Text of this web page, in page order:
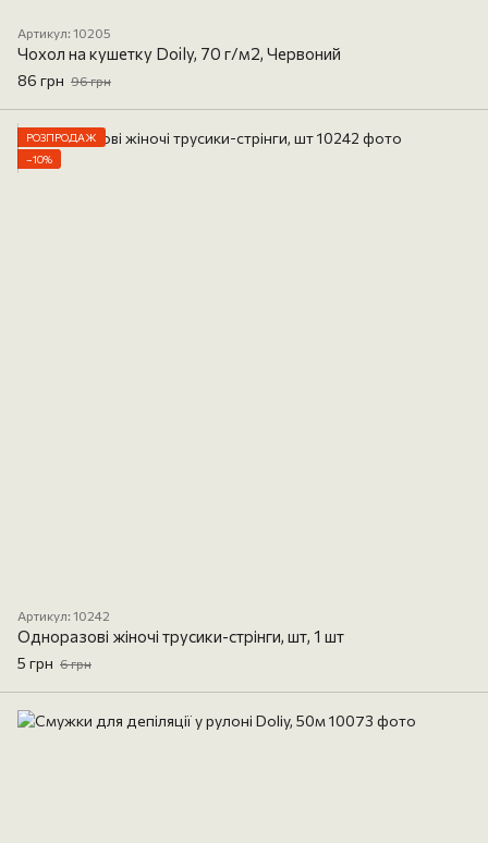
Артикул: 10205
Чохол на кушетку Doily, 70 г/м2, Червоний
86 грн 96 грн
РОЗПРОДАЖ
−10%
Артикул: 10242
Одноразові жіночі трусики-стрінги, шт, 1 шт
5 грн 6 грн